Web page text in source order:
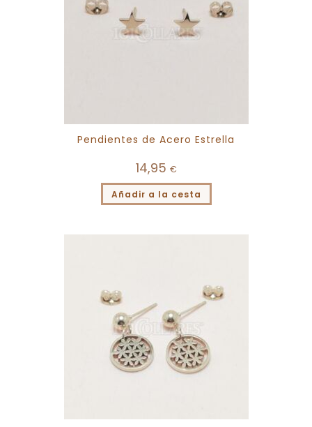
Pendientes de Acero Estrella
14,95 €
Añadir a la cesta